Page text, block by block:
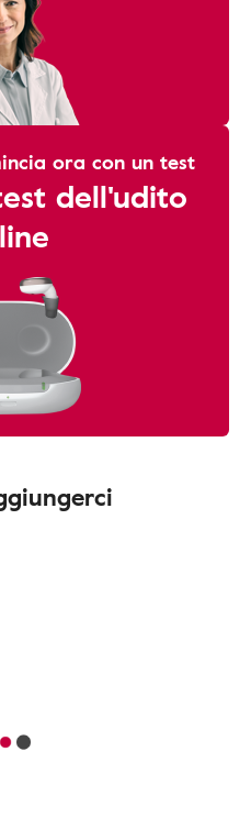
ora con un test
dell'udito